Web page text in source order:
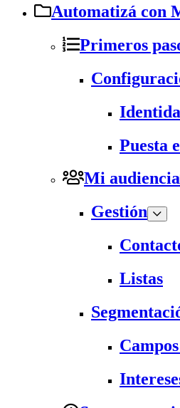
Automatizá con
Primeros
Puesta
Mi audiencia
Gestión
Listas